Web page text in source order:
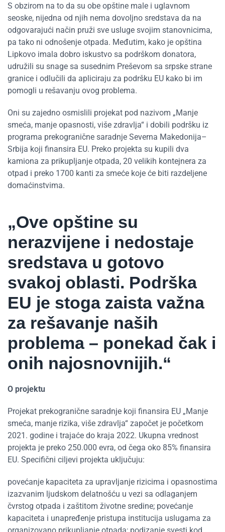
S obzirom na to da su obe opštine male i uglavnom
seoske, nijedna od njih nema dovoljno sredstava da na
odgovarajući način pruži sve usluge svojim stanovnicima,
pa tako ni odnošenje otpada. Međutim, kako je opština
Lipkovo imala dobro iskustvo sa podrškom donatora,
udružili su snage sa susednim Preševom sa srpske strane
granice i odlučili da apliciraju za podršku EU kako bi im
pomogli u rešavanju ovog problema.
Oni su zajedno osmislili projekat pod nazivom „Manje
smeća, manje opasnosti, više zdravlja“ i dobili podršku iz
programa prekogranične saradnje Severna Makedonija–
Srbija koji finansira EU. Preko projekta su kupili dva
kamiona za prikupljanje otpada, 20 velikih kontejnera za
otpad i preko 1700 kanti za smeće koje će biti razdeljene
domaćinstvima.
„Ove opštine su
nerazvijene i nedostaje
sredstava u gotovo
svakoj oblasti. Podrška
EU je stoga zaista važna
za rešavanje naših
problema – ponekad čak i
onih najosnovnijih.“
O projektu
Projekat prekogranične saradnje koji finansira EU „Manje
smeća, manje rizika, više zdravlja“ započet je početkom
2021. godine i trajaće do kraja 2022. Ukupna vrednost
projekta je preko 250.000 evra, od čega oko 85% finansira
EU. Specifični ciljevi projekta uključuju:
povećanje kapaciteta za upravljanje rizicima i opasnostima
izazvanim ljudskom delatnošću u vezi sa odlaganjem
čvrstog otpada i zaštitom životne sredine; povećanje
kapaciteta i unapređenje pristupa institucija uslugama za
organizovano prikupljanje otpada; podizanje svesti kod